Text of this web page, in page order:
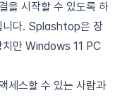
을 시작할 수 있도록 하
니다. Splashtop은 장
치만 Windows 11 PC
세스할 수 있는 사람과